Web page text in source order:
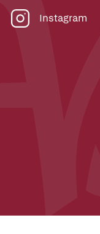
Instagram